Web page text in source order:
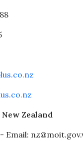
Zealand
Email: